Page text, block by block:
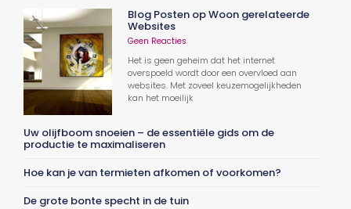
Blog Posten op Woon gerelateerde
Websites
Geen Reacties
Het is geen geheim dat het internet
overspoeld wordt door een overvloed aan
websites. Met zoveel keuzemogelijkheden
kan het moeilijk
Uw olijfboom snoeien – de essentiële gids om de
productie te maximaliseren
Hoe kan je van termieten afkomen of voorkomen?
De grote bonte specht in de tuin